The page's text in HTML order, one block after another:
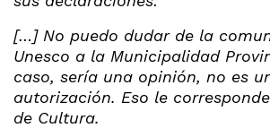
[…] No puedo dudar de la
Unesco a la Municipalidad
caso, sería una opinión, no es
autorización. Eso le
de Cultura.